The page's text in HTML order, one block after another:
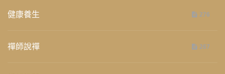
健康養生 276
禪師說禪 267